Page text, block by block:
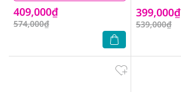
409,000₫
574,000₫
399,000₫
539,000₫